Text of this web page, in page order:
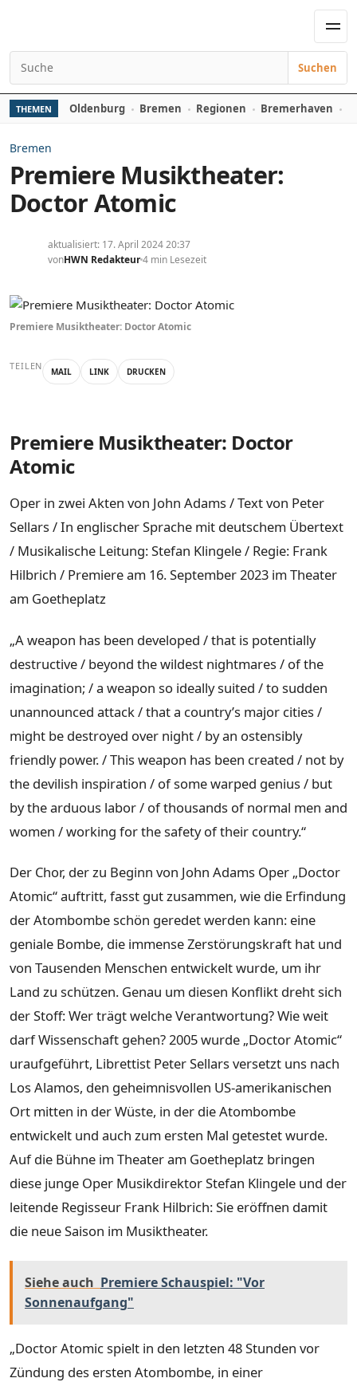
Suchen nach:
Suchen
THEMEN Oldenburg Bremen Regionen Bremerhaven
Bremen
Premiere Musiktheater:
Doctor Atomic
aktualisiert: 17. April 2024 20:37
vonHWN Redakteur4 min Lesezeit
Premiere Musiktheater: Doctor Atomic
TEILEN MAIL LINK DRUCKEN
Premiere Musiktheater: Doctor
Atomic
Oper in zwei Akten von John Adams / Text von Peter
Sellars / In englischer Sprache mit deutschem Übertext
/ Musikalische Leitung: Stefan Klingele / Regie: Frank
Hilbrich / Premiere am 16. September 2023 im Theater
am Goetheplatz
„A weapon has been developed / that is potentially
destructive / beyond the wildest nightmares / of the
imagination; / a weapon so ideally suited / to sudden
unannounced attack / that a country’s major cities /
might be destroyed over night / by an ostensibly
friendly power. / This weapon has been created / not by
the devilish inspiration / of some warped genius / but
by the arduous labor / of thousands of normal men and
women / working for the safety of their country.“
Der Chor, der zu Beginn von John Adams Oper „Doctor
Atomic“ auftritt, fasst gut zusammen, wie die Erfindung
der Atombombe schön geredet werden kann: eine
geniale Bombe, die immense Zerstörungskraft hat und
von Tausenden Menschen entwickelt wurde, um ihr
Land zu schützen. Genau um diesen Konflikt dreht sich
der Stoff: Wer trägt welche Verantwortung? Wie weit
darf Wissenschaft gehen? 2005 wurde „Doctor Atomic“
uraufgeführt, Librettist Peter Sellars versetzt uns nach
Los Alamos, den geheimnisvollen US-amerikanischen
Ort mitten in der Wüste, in der die Atombombe
entwickelt und auch zum ersten Mal getestet wurde.
Auf die Bühne im Theater am Goetheplatz bringen
diese junge Oper Musikdirektor Stefan Klingele und der
leitende Regisseur Frank Hilbrich: Sie eröffnen damit
die neue Saison im Musiktheater.
Siehe auch Premiere Schauspiel: "Vor
Sonnenaufgang"
„Doctor Atomic spielt in den letzten 48 Stunden vor
Zündung des ersten Atombombe, in einer